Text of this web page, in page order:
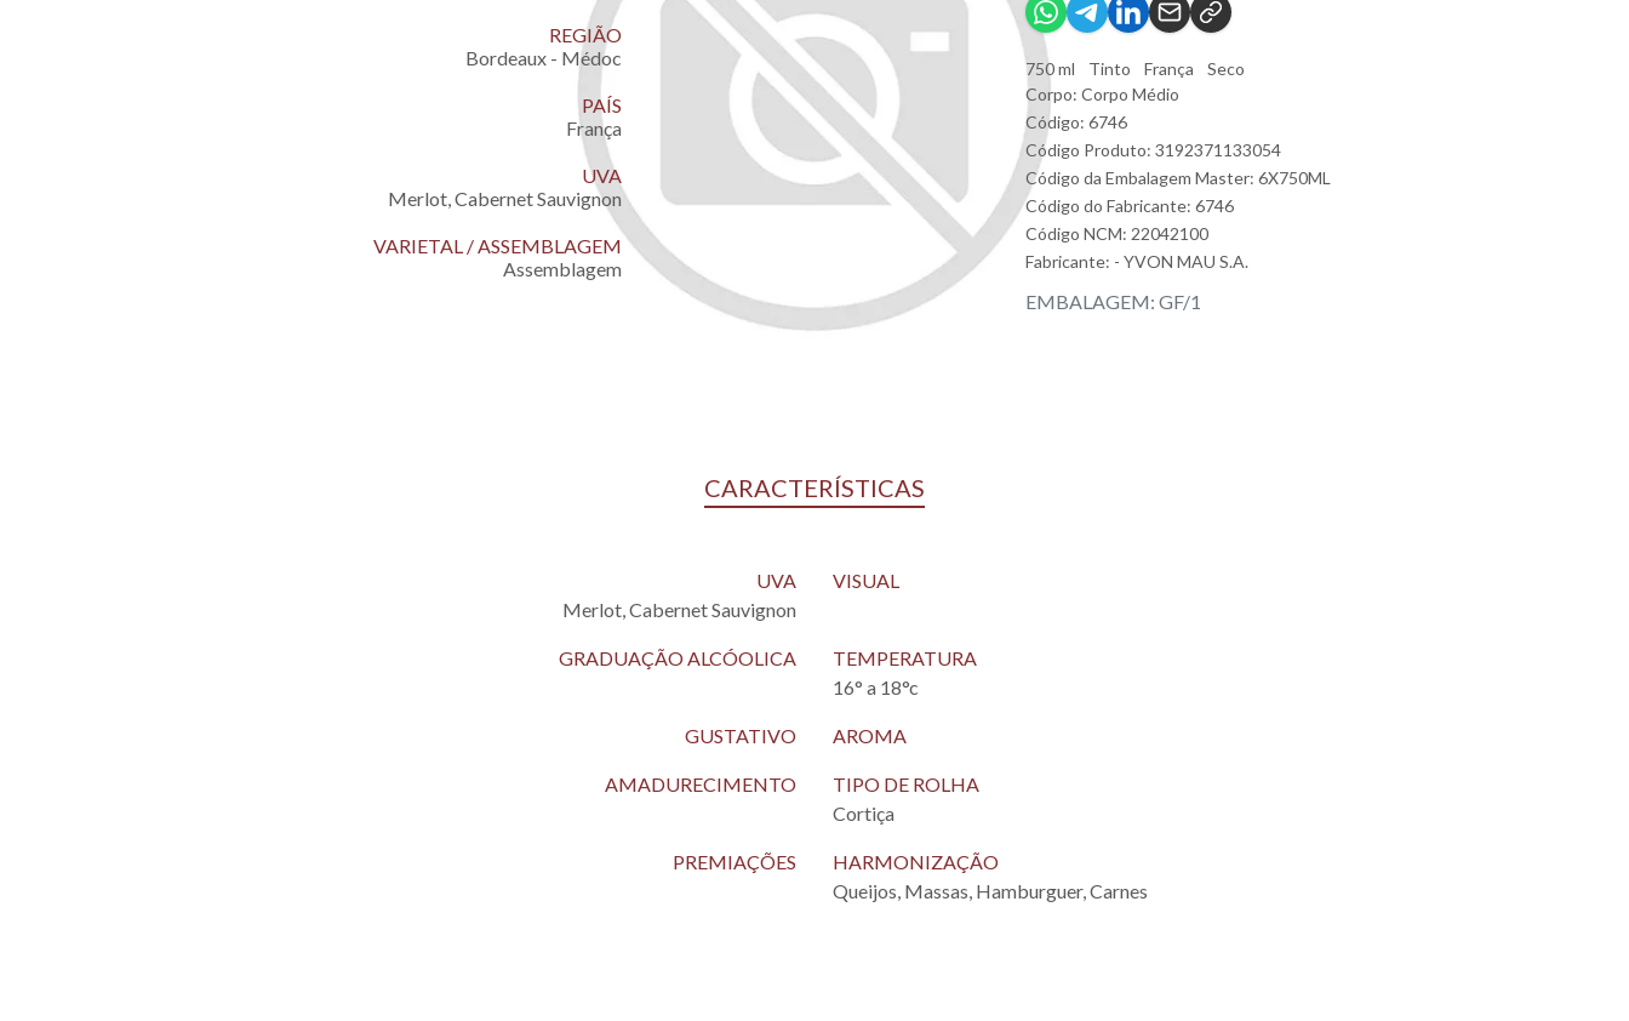
REGIÃO
Bordeaux - Médoc
PAÍS
França
UVA
Merlot, Cabernet Sauvignon
VARIETAL / ASSEMBLAGEM
Assemblagem
750 ml Tinto França
Seco
Corpo: Corpo Médio
Código: 6746
Código Produto: 3192371133054
Código da Embalagem Master: 6X750ML
Código do Fabricante: 6746
Código NCM: 22042100
Fabricante: - YVON MAU S.A.
EMBALAGEM: GF/1
CARACTERÍSTICAS
UVA
Merlot, Cabernet Sauvignon
VISUAL
GRADUAÇÃO ALCÓOLICA
TEMPERATURA
16° a 18°c
GUSTATIVO AROMA
AMADURECIMENTO
TIPO DE ROLHA
Cortiça
PREMIAÇÕES
HARMONIZAÇÃO
Queijos, Massas, Hamburguer, Carnes